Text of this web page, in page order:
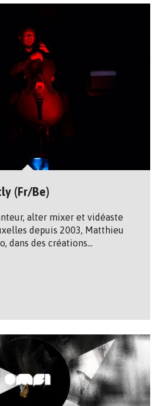
(Fr/Be)
alter mixer et vidéaste
depuis 2003, Matthieu
dans des créations…